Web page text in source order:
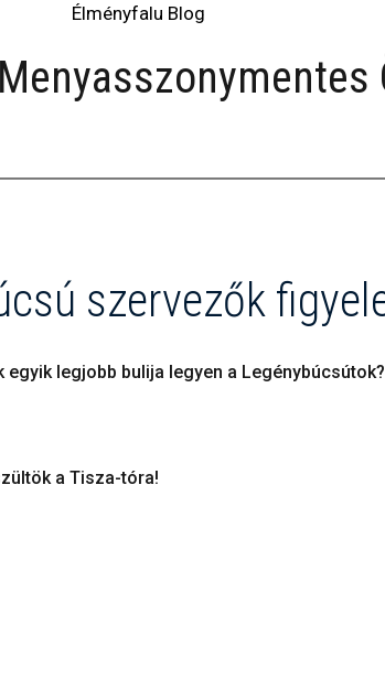
Élményfalu Blog
szervezők
legjobb bulija legyen a Legénybúcsútok?
a Tisza-tóra!